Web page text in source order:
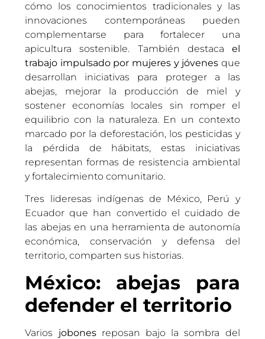
cómo los conocimientos tradicionales y las
innovaciones contemporáneas pueden
complementarse para fortalecer una
apicultura sostenible. También destaca el
trabajo impulsado por mujeres y jóvenes que
desarrollan iniciativas para proteger a las
abejas, mejorar la producción de miel y
sostener economías locales sin romper el
equilibrio con la naturaleza. En un contexto
marcado por la deforestación, los pesticidas y
la pérdida de hábitats, estas iniciativas
representan formas de resistencia ambiental
y fortalecimiento comunitario.
Tres lideresas indígenas de México, Perú y
Ecuador que han convertido el cuidado de
las abejas en una herramienta de autonomía
económica, conservación y defensa del
territorio, comparten sus historias.
México: abejas para
defender el territorio
Varios jobonesreposan bajo la sombra del